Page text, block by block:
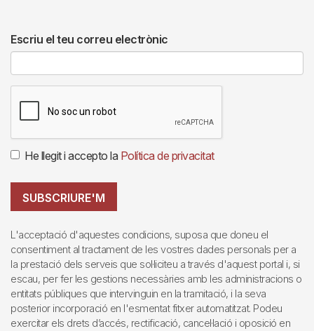
Escriu el teu correu electrònic
He llegit i accepto la Política de privacitat
SUBSCRIURE'M
L'acceptació d'aquestes condicions, suposa que doneu el
consentiment al tractament de les vostres dades personals per a
la prestació dels serveis que sol·liciteu a través d'aquest portal i, si
escau, per fer les gestions necessàries amb les administracions o
entitats públiques que intervinguin en la tramitació, i la seva
posterior incorporació en l'esmentat fitxer automatitzat. Podeu
exercitar els drets d’accés, rectificació, cancel·lació i oposició en